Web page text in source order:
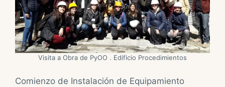
Visita a Obra de PyOO . Edificio Procedimientos
Comienzo de Instalación de Equipamiento